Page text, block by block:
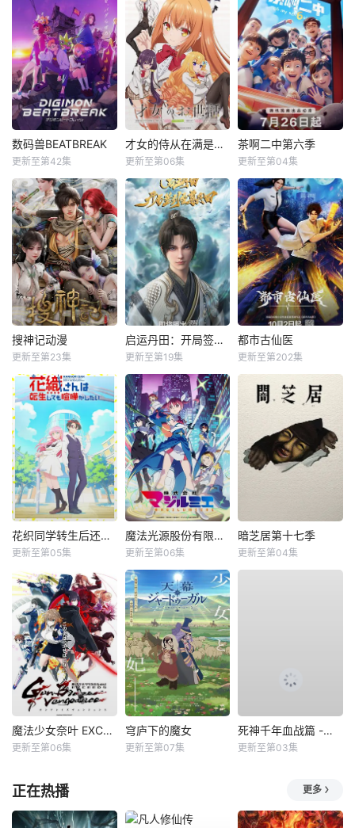
数码兽BEATBREAK
更新至第42集
才女的侍从在满是高岭之花的贵族学校暗中照顾（毫无生活自理能力的）学院第一大小姐
更新至第06集
茶啊二中第六季
更新至第04集
搜神记动漫
更新至第23集
启运丹田：开局签到至尊丹田
更新至第19集
都市古仙医
更新至第202集
花织同学转生后还是想干架
更新至第05集
魔法光源股份有限公司第二季
更新至第06集
暗芝居第十七季
更新至第04集
魔法少女奈叶 EXCEEDS Gun Blaze Vengeance
更新至第06集
穹庐下的魔女
更新至第07集
死神千年血战篇 -祸进谭-
更新至第03集
正在热播 更多